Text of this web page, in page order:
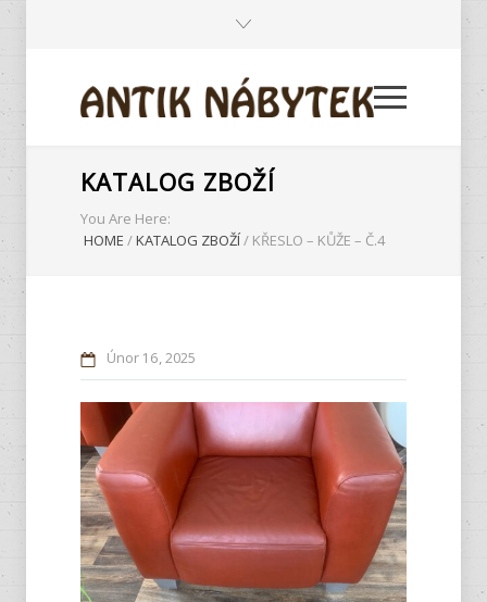
KATALOG ZBOŽÍ
You Are Here:
HOME /KATALOG ZBOŽÍ/ KŘESLO – KŮŽE – Č.4
Únor 16 2025